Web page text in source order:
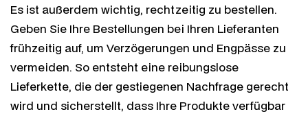
Es ist außerdem wichtig, rechtzeitig zu bestellen.
Geben Sie Ihre Bestellungen bei Ihren Lieferanten
frühzeitig auf, um Verzögerungen und Engpässe zu
vermeiden. So entsteht eine reibungslose
Lieferkette, die der gestiegenen Nachfrage gerecht
wird und sicherstellt, dass Ihre Produkte verfügbar